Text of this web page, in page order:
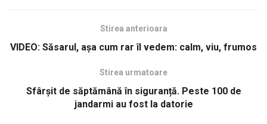
Stirea anterioara
VIDEO: Săsarul, așa cum rar îl vedem: calm, viu, frumos
Stirea urmatoare
Sfârșit de săptămână în siguranță. Peste 100 de
jandarmi au fost la datorie